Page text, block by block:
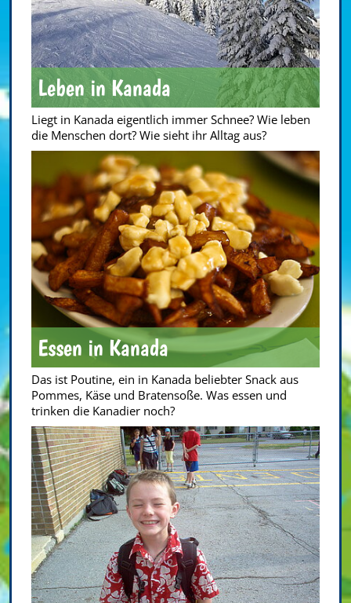
Leben in Kanada
Liegt in Kanada eigentlich immer Schnee? Wie leben
die Menschen dort? Wie sieht ihr Alltag aus?
Essen in Kanada
Das ist Poutine, ein in Kanada beliebter Snack aus
Pommes, Käse und Bratensoße. Was essen und
trinken die Kanadier noch?